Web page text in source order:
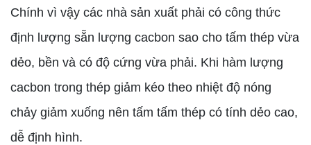
Chính vì vậy các nhà sản xuất phải có công thức
định lượng sẵn lượng cacbon sao cho tấm thép vừa
dẻo, bền và có độ cứng vừa phải. Khi hàm lượng
cacbon trong thép giảm kéo theo nhiệt độ nóng
chảy giảm xuống nên tấm tấm thép có tính dẻo cao,
dễ định hình.